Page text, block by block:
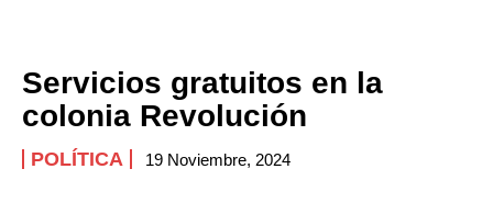
Servicios gratuitos en la
colonia Revolución
POLÍTICA 19 Noviembre, 2024